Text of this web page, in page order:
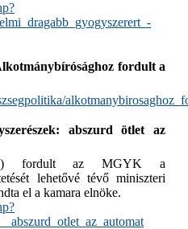
fordult a
abszurd ötlet az
fordult az MGYK a
lehetővé tévő miniszteri
el a kamara elnöke.